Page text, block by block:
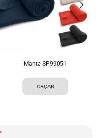
Manta SP99051
ORÇAR